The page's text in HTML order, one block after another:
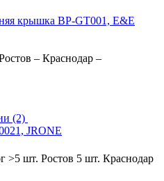
крышка BP-GT001, E&E
– Краснодар –
(2)
JRONE
>5 шт. Ростов 5 шт. Краснодар